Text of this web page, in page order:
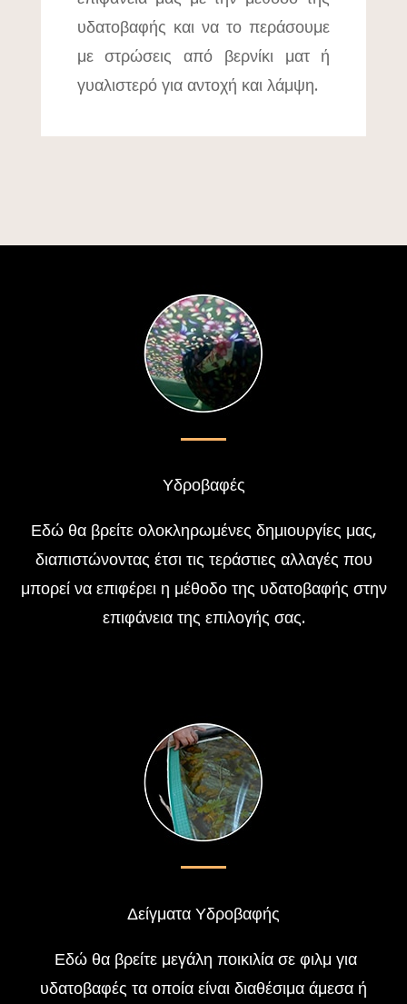
υδατοβαφής και να το περάσουμε
με στρώσεις από βερνίκι ματ ή
γυαλιστερό για αντοχή και λάμψη.
Υδροβαφές
Εδώ θα βρείτε ολοκληρωμένες δημιουργίες μας,
διαπιστώνοντας έτσι τις τεράστιες αλλαγές που
μπορεί να επιφέρει η μέθοδο της υδατοβαφής στην
επιφάνεια της επιλογής σας.
Δείγματα Υδροβαφής
Εδώ θα βρείτε μεγάλη ποικιλία σε φιλμ για
υδατοβαφές τα οποία είναι διαθέσιμα άμεσα ή